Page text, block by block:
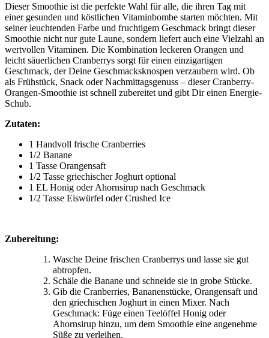
Dieser Smoothie ist die perfekte Wahl für alle, die ihren Tag mit
einer gesunden und köstlichen Vitaminbombe starten möchten. Mit
seiner leuchtenden Farbe und fruchtigem Geschmack bringt dieser
Smoothie nicht nur gute Laune, sondern liefert auch eine Vielzahl an
wertvollen Vitaminen. Die Kombination leckeren Orangen und
leicht säuerlichen Cranberrys sorgt für einen einzigartigen
Geschmack, der Deine Geschmacksknospen verzaubern wird. Ob
als Frühstück, Snack oder Nachmittagsgenuss – dieser Cranberry-
Orangen-Smoothie ist schnell zubereitet und gibt Dir einen Energie-
Schub.
Zutaten:
1 Handvoll frische Cranberries
1/2 Banane
1 Tasse Orangensaft
1/2 Tasse griechischer Joghurt optional
1 EL Honig oder Ahornsirup nach Geschmack
1/2 Tasse Eiswürfel oder Crushed Ice
Zubereitung:
Wasche Deine frischen Cranberrys und lasse sie gut
abtropfen.
Schäle die Banane und schneide sie in grobe Stücke.
Gib die Cranberries, Bananenstücke, Orangensaft und
den griechischen Joghurt in einen Mixer. Nach
Geschmack: Füge einen Teelöffel Honig oder
Ahornsirup hinzu, um dem Smoothie eine angenehme
Süße zu verleihen.